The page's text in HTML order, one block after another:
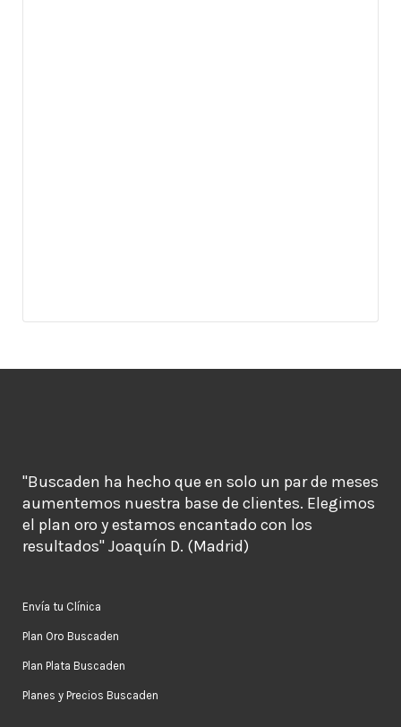
"Buscaden ha hecho que en solo un par de meses
aumentemos nuestra base de clientes. Elegimos
el plan oro y estamos encantado con los
resultados" Joaquín D. (Madrid)
Envía tu Clínica
Plan Oro Buscaden
Plan Plata Buscaden
Planes y Precios Buscaden